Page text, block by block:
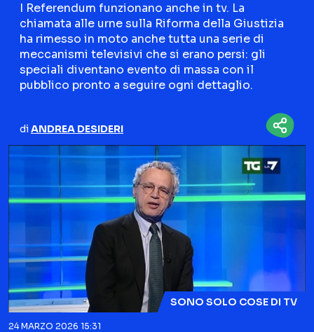
NETFLIX
AMAZON PRIME VIDEO
DISNEY+
MEDIASET INFINITY
DAZN
PARAMOUNT+
Categorie
ANTEPRIME
RETROSCENA
INTERVISTE
RUBRICHE
Seguici sui social
I Referendum funzionano anche in tv. La
chiamata alle urne sulla Riforma della Giustizia
ha rimesso in moto anche tutta una serie di
meccanismi televisivi che si erano persi: gli
speciali diventano evento di massa con il
pubblico pronto a seguire ogni dettaglio.
diANDREA DESIDERI
SONO SOLO COSE DI TV
24 MARZO 2026 15:31